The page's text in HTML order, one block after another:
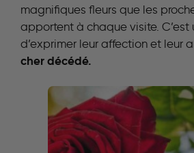
magnifiques fleurs que les
apportent à chaque visite. C’est
d’exprimer leur affection et leur
cher décédé.